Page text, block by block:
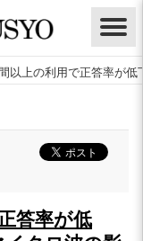
間以上の利用で正答率が
答率が低